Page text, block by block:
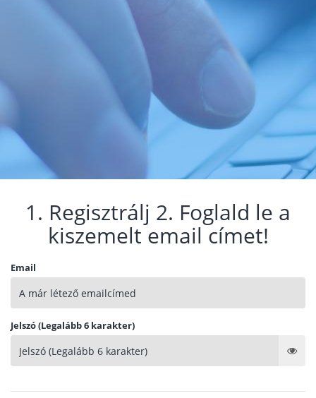
1. Regisztrálj 2. Foglald le a
kiszemelt email címet!
Email
Jelszó (Legalább 6 karakter)